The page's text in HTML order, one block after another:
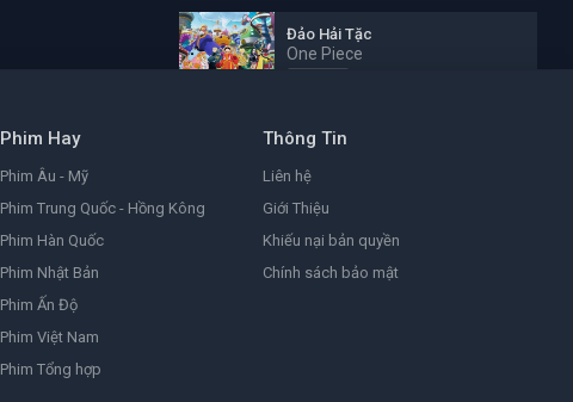
Đảo Hải Tặc
One Piece
Đặc Vụ Kim Tái Khởi Động
Agent Kim Reactivated
8.2
Ám Ảnh
Phim Hay
Phim Âu - Mỹ
Phim Trung Quốc - Hồng Kông
Phim Hàn Quốc
Phim Nhật Bản
Phim Ấn Độ
Phim Việt Nam
Phim Tổng hợp
Thông Tin
Liên hệ
Giới Thiệu
Khiếu nại bản quyền
Chính sách bảo mật